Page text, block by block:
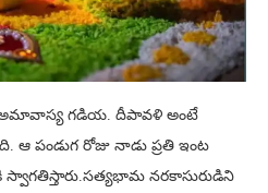
అమావాస్య గడియ. దీపావళి అంటే
ఆ పండుగ రోజు నాడు ప్రతి ఇంట
స్వాగతిస్తారు.సత్యభామ నరకాసురుడిని